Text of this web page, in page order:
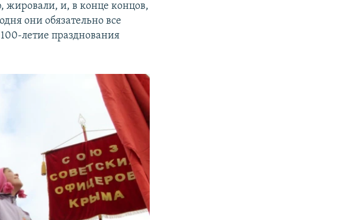
жировали, и, в конце концов,
они обязательно все
летие празднования